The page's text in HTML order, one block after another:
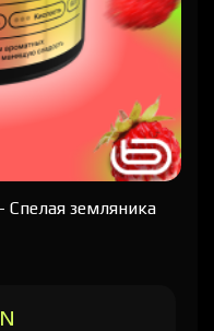
Спелая земляника